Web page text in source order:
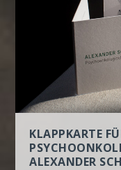
KLAPPKARTE
ALEXANDER